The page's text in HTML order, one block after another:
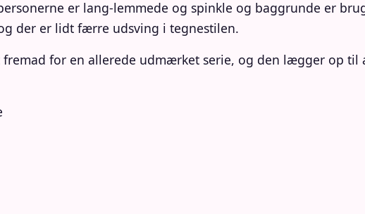
er lang-lemmede og spinkle og baggrunde er
der er lidt færre udsving i tegnestilen.
for en allerede udmærket serie, og den lægger op